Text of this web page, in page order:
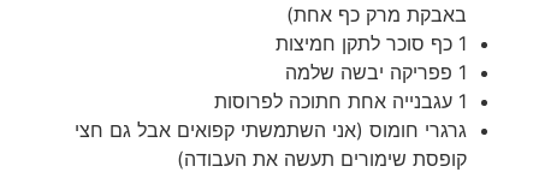
באבקת מרק כף אחת)
1 כף סוכר לתקן חמיצות
1 פפריקה יבשה שלמה
1 עגבנייה אחת חתוכה לפרוסות
גרגרי חומוס (אני השתמשתי קפואים אבל גם חצי
קופסת שימורים תעשה את העבודה)